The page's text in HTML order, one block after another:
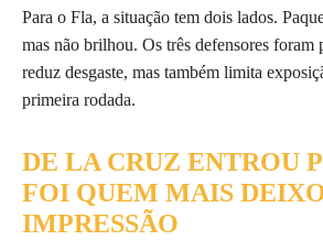
Para o Fla, a situação tem dois lados.
mas não brilhou. Os três defensores foram
reduz desgaste, mas também limita
primeira rodada.
DE LA CRUZ ENTROU
FOI QUEM MAIS
IMPRESSÃO